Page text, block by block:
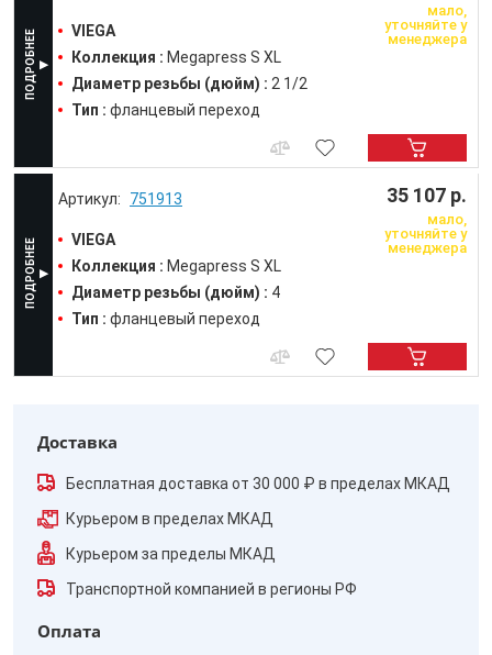
VIEGA
Коллекция : Megapress S XL
Диаметр резьбы (дюйм) : 2 1/2
Тип : фланцевый переход
мало,
уточняйте у
менеджера
751913
VIEGA
Коллекция : Megapress S XL
Диаметр резьбы (дюйм) : 4
Тип : фланцевый переход
35 107 р.
мало,
уточняйте у
менеджера
Доставка
Бесплатная доставка от 30 000 ₽ в пределах МКАД
Курьером в пределах МКАД
Курьером за пределы МКАД
Транспортной компанией в регионы РФ
Оплата